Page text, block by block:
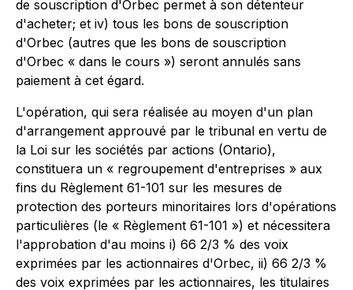
de souscription d'Orbec permet à son détenteur
d'acheter; et iv) tous les bons de souscription
d'Orbec (autres que les bons de souscription
d'Orbec « dans le cours ») seront annulés sans
paiement à cet égard.
L'opération, qui sera réalisée au moyen d'un plan
d'arrangement approuvé par le tribunal en vertu de
la Loi sur les sociétés par actions (Ontario),
constituera un « regroupement d'entreprises » aux
fins du Règlement 61-101 sur les mesures de
protection des porteurs minoritaires lors d'opérations
particulières (le « Règlement 61-101 ») et nécessitera
l'approbation d'au moins i) 66 2/3 % des voix
exprimées par les actionnaires d'Orbec, ii) 66 2/3 %
des voix exprimées par les actionnaires, les titulaires